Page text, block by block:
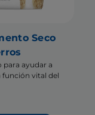
Seco
para ayudar a
función vital del